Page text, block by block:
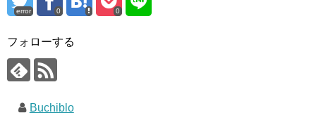
error 0 0
フォローする
Buchiblo